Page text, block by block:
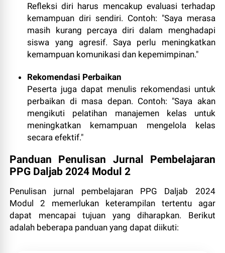
Refleksi diri harus mencakup evaluasi terhadap
kemampuan diri sendiri. Contoh: "Saya merasa
masih kurang percaya diri dalam menghadapi
siswa yang agresif. Saya perlu meningkatkan
kemampuan komunikasi dan kepemimpinan."
Rekomendasi Perbaikan
Peserta juga dapat menulis rekomendasi untuk
perbaikan di masa depan. Contoh: "Saya akan
mengikuti pelatihan manajemen kelas untuk
meningkatkan kemampuan mengelola kelas
secara efektif."
Panduan Penulisan Jurnal Pembelajaran
PPG Daljab 2024 Modul 2
Penulisan jurnal pembelajaran PPG Daljab 2024
Modul 2 memerlukan keterampilan tertentu agar
dapat mencapai tujuan yang diharapkan. Berikut
adalah beberapa panduan yang dapat diikuti: